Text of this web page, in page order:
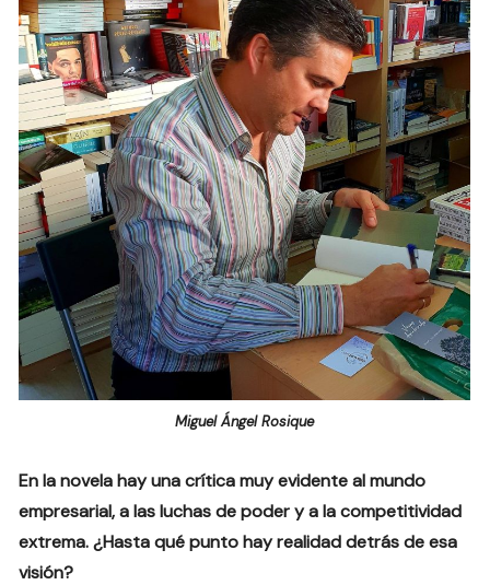
Miguel Ángel Rosique
En la novela hay una crítica muy evidente al mundo
empresarial, a las luchas de poder y a la competitividad
extrema. ¿Hasta qué punto hay realidad detrás de esa
visión?